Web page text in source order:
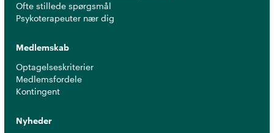
Ofte stillede spørgsmål
Psykoterapeuter nær dig
Medlemskab
Optagelseskriterier
Medlemsfordele
Kontingent
Nyheder